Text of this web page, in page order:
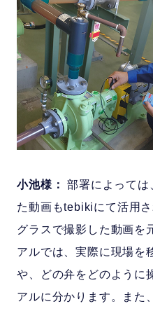
小池様：
部署によっては
た動画もtebikiにて活用
グラスで撮影した動画を
アルでは、実際に現場を
や、どの弁をどのように
アルに分かります。また